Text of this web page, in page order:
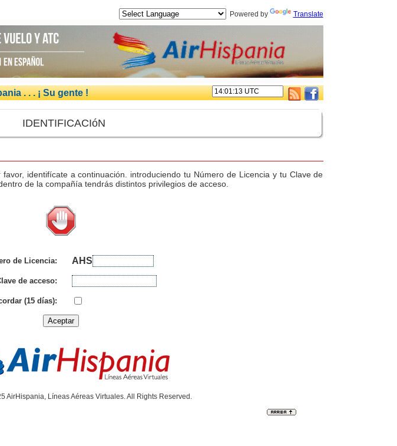
Powered by Translate
. . . ¡ Su gente !
IDENTIFICACIóN
identifícate a continuación. introduciendo tu Número de Licencia y tu Clave de
de la compañía tendrás distintos privilegios de acceso.
de Licencia: AHS
de acceso:
(15 días):
AirHispania, Líneas Aéreas Virtuales. All Rights Reserved.